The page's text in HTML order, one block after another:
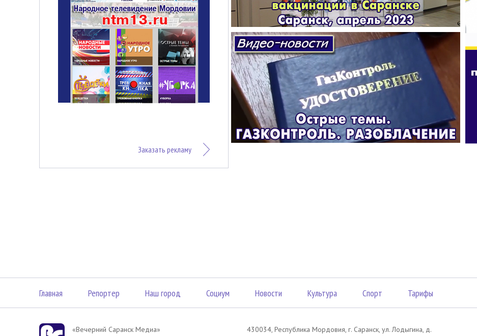
Заказать рекламу
Главная Репортер Наш город Социум Новости Культура Спорт Тарифы
«Вечерний Саранск Mедиа» 430034, Республика Мордовия, г. Саранск, ул. Лодыгина, д.